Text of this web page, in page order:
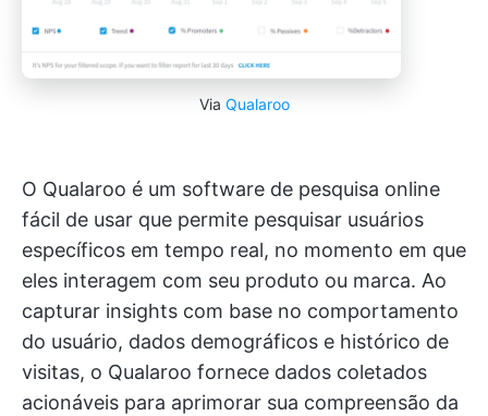
Via Qualaroo
O Qualaroo é um software de pesquisa online
fácil de usar que permite pesquisar usuários
específicos em tempo real, no momento em que
eles interagem com seu produto ou marca. Ao
capturar insights com base no comportamento
do usuário, dados demográficos e histórico de
visitas, o Qualaroo fornece dados coletados
acionáveis para aprimorar sua compreensão da